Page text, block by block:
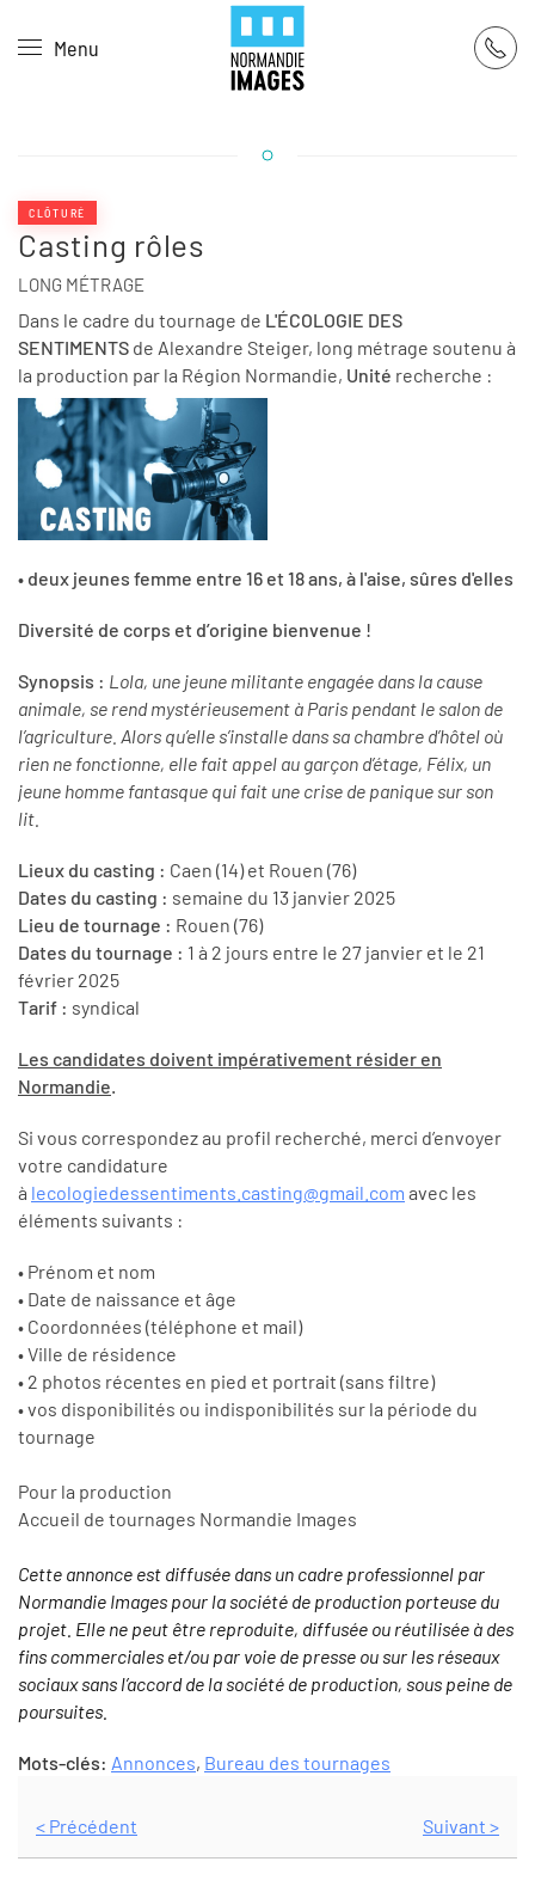
Skip to main content
Menu
CLÔTURÉ
Casting rôles
LONG MÉTRAGE
Dans le cadre du tournage de L'ÉCOLOGIE DES
SENTIMENTS de Alexandre Steiger, long métrage soutenu à
la production par la Région Normandie, Unité recherche :
• deux jeunes femme entre 16 et 18 ans, à l'aise, sûres d'elles
Diversité de corps et d’origine bienvenue !
Synopsis : Lola, une jeune militante engagée dans la cause
animale, se rend mystérieusement à Paris pendant le salon de
l’agriculture. Alors qu’elle s’installe dans sa chambre d’hôtel où
rien ne fonctionne, elle fait appel au garçon d’étage, Félix, un
jeune homme fantasque qui fait une crise de panique sur son
lit.
Lieux du casting : Caen (14) et Rouen (76)
Dates du casting : semaine du 13 janvier 2025
Lieu de tournage : Rouen (76)
Dates du tournage : 1 à 2 jours entre le 27 janvier et le 21
février 2025
Tarif : syndical
Les candidates doivent impérativement résider en
Normandie.
Si vous correspondez au profil recherché, merci d’envoyer
votre candidature
à lecologiedessentiments.casting@gmail.com avec les
éléments suivants :
• Prénom et nom
• Date de naissance et âge
• Coordonnées (téléphone et mail)
• Ville de résidence
• 2 photos récentes en pied et portrait (sans filtre)
• vos disponibilités ou indisponibilités sur la période du
tournage
Pour la production
Accueil de tournages Normandie Images
Cette annonce est diffusée dans un cadre professionnel par
Normandie Images pour la société de production porteuse du
projet. Elle ne peut être reproduite, diffusée ou réutilisée à des
fins commerciales et/ou par voie de presse ou sur les réseaux
sociaux sans l’accord de la société de production, sous peine de
poursuites.
Mots-clés: Annonces, Bureau des tournages
< Précédent Suivant >
Panneau de gestion des cookies